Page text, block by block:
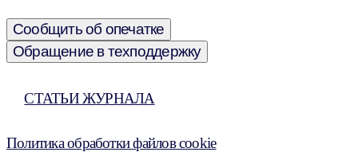
Сообщить об опечатке
Обращение в техподдержку
СТАТЬИ ЖУРНАЛА
Политика обработки файлов cookie